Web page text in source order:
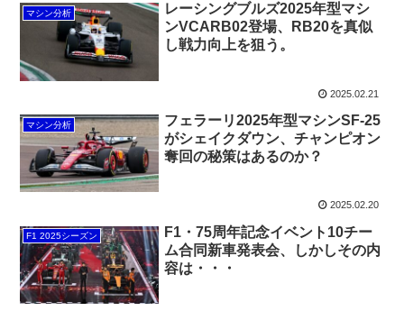
マシン分析
レーシングブルズ2025年型マシ
ンVCARB02登場、RB20を真似
し戦力向上を狙う。
2025.02.21
マシン分析
フェラーリ2025年型マシンSF-25
がシェイクダウン、チャンピオン
奪回の秘策はあるのか？
2025.02.20
F1 2025シーズン
F1・75周年記念イベント10チー
ム合同新車発表会、しかしその内
容は・・・